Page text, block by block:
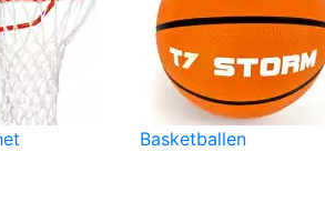
Basketballen